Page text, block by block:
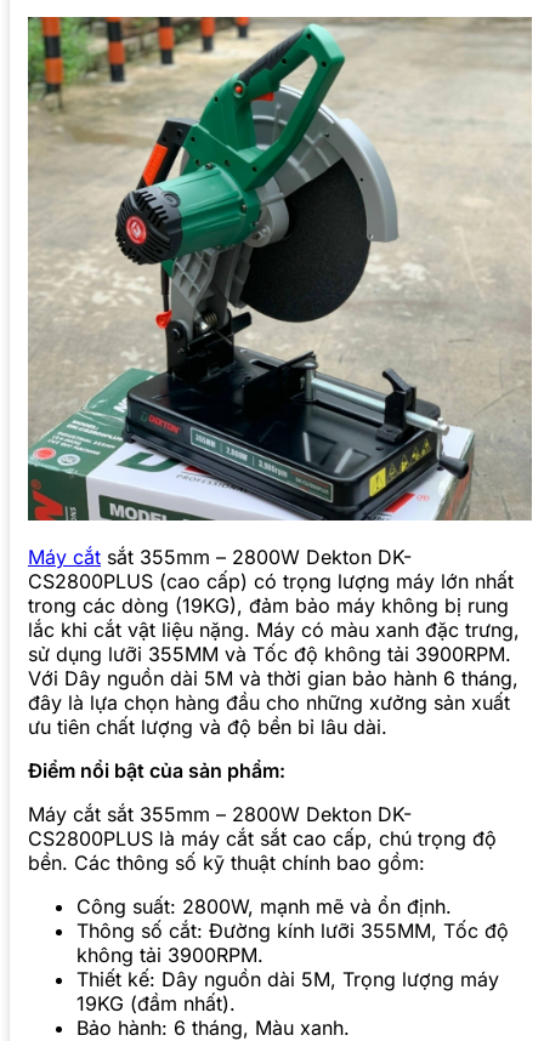
Máy cắt sắt 355mm – 2800W Dekton DK-
CS2800PLUS (cao cấp) có trọng lượng máy lớn nhất
trong các dòng (19KG), đảm bảo máy không bị rung
lắc khi cắt vật liệu nặng. Máy có màu xanh đặc trưng,
sử dụng lưỡi 355MM và Tốc độ không tải 3900RPM.
Với Dây nguồn dài 5M và thời gian bảo hành 6 tháng,
đây là lựa chọn hàng đầu cho những xưởng sản xuất
ưu tiên chất lượng và độ bền bỉ lâu dài.
Điểm nổi bật của sản phẩm:
Máy cắt sắt 355mm – 2800W Dekton DK-
CS2800PLUS là máy cắt sắt cao cấp, chú trọng độ
bền. Các thông số kỹ thuật chính bao gồm:
Công suất: 2800W, mạnh mẽ và ổn định.
Thông số cắt: Đường kính lưỡi 355MM, Tốc độ
không tải 3900RPM.
Thiết kế: Dây nguồn dài 5M, Trọng lượng máy
19KG (đầm nhất).
Bảo hành: 6 tháng, Màu xanh.